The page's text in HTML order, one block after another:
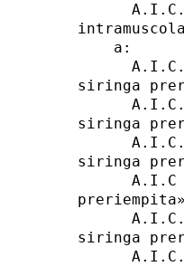
    a:
siringa
siringa
siringa
A.I.C
siringa